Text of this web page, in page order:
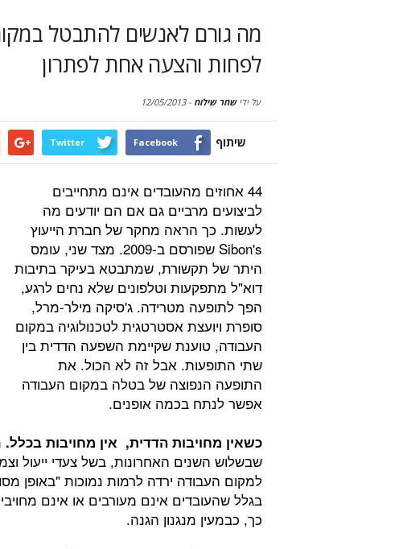
מה גורם לאנשים להתבטל
לפחות והצעה אחת לפתרון
על ידישחר שילוח -
12/05/2013
שיתוף Facebook
Twitter
44 אחוזים מהעובדים אינם מתחייבים
לביצועים מרביים גם אם הם יודעים מה
לעשות. כך הראה מחקר של חברת הייעוץ
Sibon's שפורסם ב-2009. מצד שני, עומס
היתר של תקשורת, שמתבטא בעיקר בתיבות
דוא"ל מתפקעות וטלפונים שלא נחים לרגע,
הפך לתופעה מטרידה. ג'סיקה מילר-מרל,
סופרת ויועצת אסטרטגית לטכנולוגיה במקום
העבודה, טוענת שקיימת השפעה הדדית בין
שתי התופעות. אבל זה לא הכול. את
התופעה הנפוצה של בטלה במקום העבודה
אפשר לנתח בכמה אופנים.
כשאין מחויבות הדדית, אין מחויבות בכלל.
שבשלוש השנים האחרונות, בשל צעדי ייעול
למקום העבודה ירדה לרמות נמוכות "באופן
בגלל שהעובדים אינם מעורבים או אינם
כך, כבמעין מנגנון הגנה.